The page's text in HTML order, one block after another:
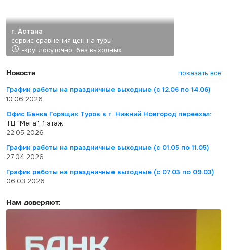
г. Астана
сервис сравнения цен на туры
-круглосуточно, без выходных
Новости
показать все
График работы на праздничные выходные (с 12.06 по 14.06)
10.06.2026
Офис Банка Горящих Туров в г. Нижний Новгород переехал:
ТЦ "Мега", 1 этаж
22.05.2026
График работы на праздничные выходные (с 01.05 по 11.05)
27.04.2026
График работы на праздничные выходные (с 07.03 по 09.03)
06.03.2026
Нам доверяют: